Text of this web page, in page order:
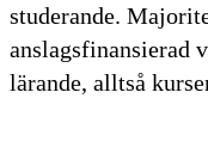
studerande.
anslagsfinansierad
lärande, alltså